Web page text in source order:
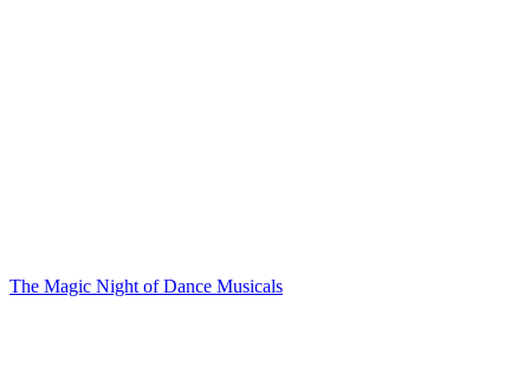
The Magic Night of Dance Musicals